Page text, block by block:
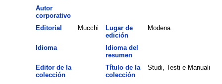
Autor
corporativo
Editorial
Mucchi
Lugar de
edición
Modena
Idioma
Idioma del
resumen
Editor de la
colección
Título de la
colección
Studi, Testi e Manuali